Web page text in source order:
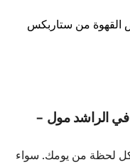
القهوة من ستاربكس
الراشد مول -
لحظة من يومك. سواء